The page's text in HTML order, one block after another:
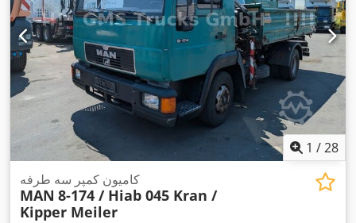
1 /28
کامیون کمپر سه طرفه
MAN 8-174 / Hiab 045 Kran /
Kipper Meiler